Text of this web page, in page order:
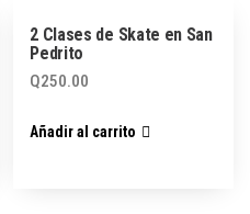
2 Clases de Skate en San
Pedrito
Q250.00
Añadir al carrito